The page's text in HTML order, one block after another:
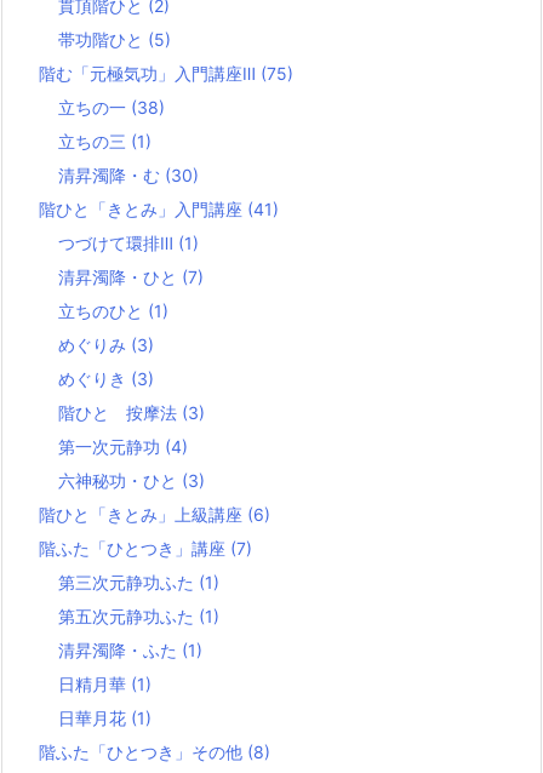
貫頂階ひと (2)
帯功階ひと (5)
階む「元極気功」入門講座Ⅲ (75)
立ちの一 (38)
立ちの三 (1)
清昇濁降・む (30)
階ひと「きとみ」入門講座 (41)
つづけて環排Ⅲ (1)
清昇濁降・ひと (7)
立ちのひと (1)
めぐりみ (3)
めぐりき (3)
階ひと 按摩法 (3)
第一次元静功 (4)
六神秘功・ひと (3)
階ひと「きとみ」上級講座 (6)
階ふた「ひとつき」講座 (7)
第三次元静功ふた (1)
第五次元静功ふた (1)
清昇濁降・ふた (1)
日精月華 (1)
日華月花 (1)
階ふた「ひとつき」その他 (8)